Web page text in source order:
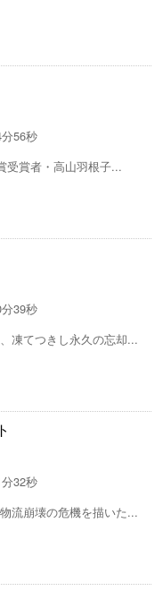
56秒
受賞者・高山羽根子...
39秒
凍てつきし永久の忘却...
32秒
流崩壊の危機を描いた...